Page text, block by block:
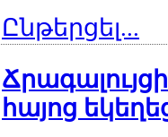
Ընթերցել...
հայոց